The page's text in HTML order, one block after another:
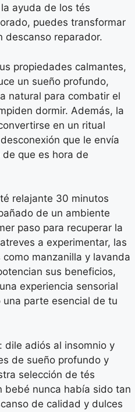
ayuda de los tés
puedes transformar
descanso reparador.
propiedades calmantes,
un sueño profundo,
natural para combatir el
dormir. Además, la
en un ritual
que le envía
que es hora de
relajante 30 minutos
de un ambiente
paso para recuperar la
a experimentar, las
manzanilla y lavanda
sus beneficios,
experiencia sensorial
una parte esencial de tu
dile adiós al insomnio y
de sueño profundo y
selección de tés
bebé nunca había sido tan
de calidad y dulces